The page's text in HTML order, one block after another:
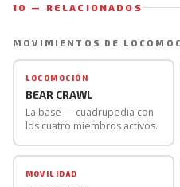
marcada o dolor de espalda
extensión continua puede
zona lumbar. En esos casos,
cortas (5-8 metros)
lumbar no se arquee en
gradualmente. Si hay dolor
suspender y consultar con
10 — RELACIONADOS
MOVIMIENTOS DE
LOCOMOCIÓN
BEAR CRAWL
La base — cuadrupedia con
los cuatro miembros activos.
MOVILIDAD